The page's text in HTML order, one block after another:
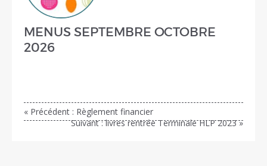
MENUS SEPTEMBRE OCTOBRE
2026
« Précédent : Règlement financier
Suivant : livres rentrée Terminale HLP 2023 »